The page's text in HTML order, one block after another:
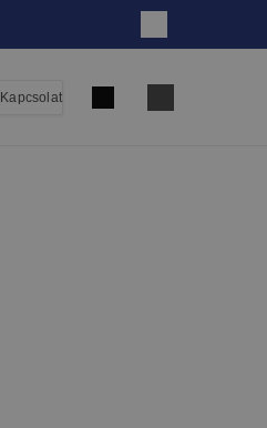
Kapcsolat